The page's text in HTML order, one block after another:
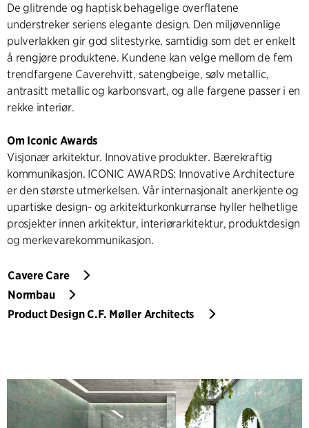
De glitrende og haptisk behagelige overflatene
understreker seriens elegante design. Den miljøvennlige
pulverlakken gir god slitestyrke, samtidig som det er enkelt
å rengjøre produktene. Kundene kan velge mellom de fem
trendfargene Caverehvitt, satengbeige, sølv metallic,
antrasitt metallic og karbonsvart, og alle fargene passer i en
rekke interiør.
Om Iconic Awards
Visjonær arkitektur. Innovative produkter. Bærekraftig
kommunikasjon. ICONIC AWARDS: Innovative Architecture
er den største utmerkelsen. Vår internasjonalt anerkjente og
upartiske design- og arkitekturkonkurranse hyller helhetlige
prosjekter innen arkitektur, interiørarkitektur, produktdesign
og merkevarekommunikasjon.
Cavere Care
Normbau
Product Design C.F. Møller Architects